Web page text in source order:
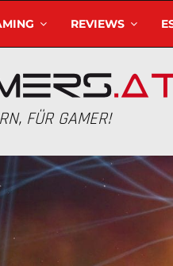
REVIEWS
FÜR GAMER!